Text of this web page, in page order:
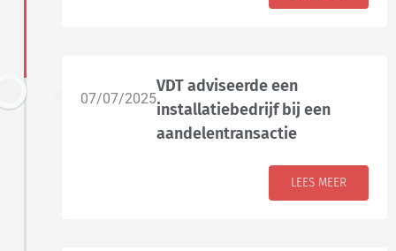
07/07/2025
VDT adviseerde een
installatiebedrijf bij een
aandelentransactie
LEES MEER